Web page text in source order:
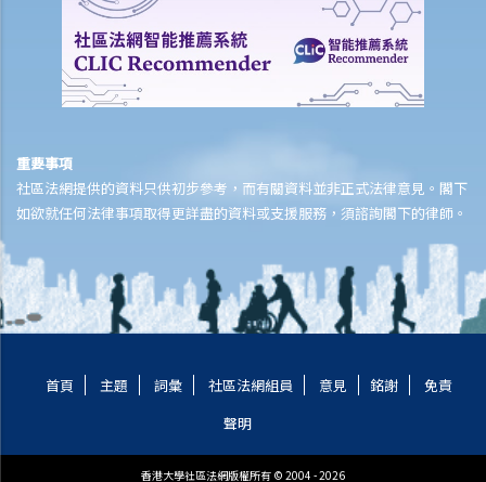
若然我對條例所給予的補償感到不滿，或者我認為僱主忽略了應有的安
全措施，我可否進一步提出申索？
人壽保險
受保人已失蹤了數年，其保單受益人可否向保險公司索取死亡賠償？
如果我的保單已經失效，但我重新繳交保費以嘗試令保單「復效」。我
可否在這段期間向保險公司索償？
我為同一項目（如住院或家居意外）購買了數份保險。我可否從所有保
否有不同規定？
重要事項
社區法網提供的資料只供初步參考，而有關資料並非正式法律意見。閣下
如欲就任何法律事項取得更詳盡的資料或支援服務，須諮詢閣下的律師。
首頁 主題 詞彙 社區法網組員 意見 銘謝
免責
聲明
香港大學社區法網版權所有 © 2004 - 2026